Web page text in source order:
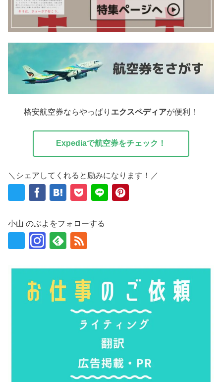
格安航空券ならやっぱり エクスペディアが便利！
Expediaで航空券をチェック！
＼シェアしてくれると励みになります！／
小山 のぶよをフォローする